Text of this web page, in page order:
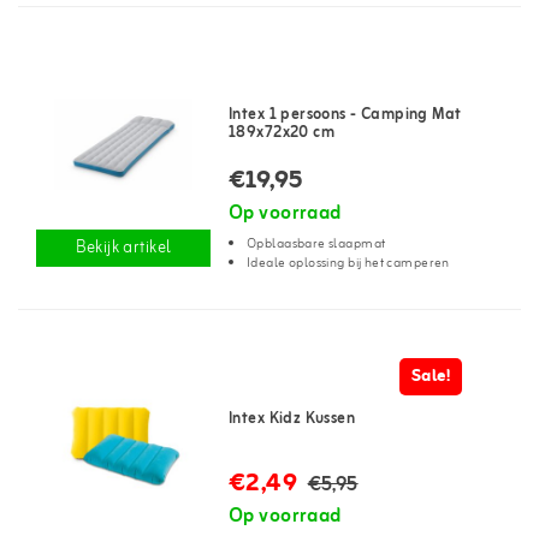
Bekijk artikel
Intex 1 persoons - Camping Mat
189x72x20 cm
€19,95
Op voorraad
Opblaasbare slaapmat
Ideale oplossing bij het camperen
Sale!
Intex Kidz Kussen
€2,49 €5,95
Op voorraad